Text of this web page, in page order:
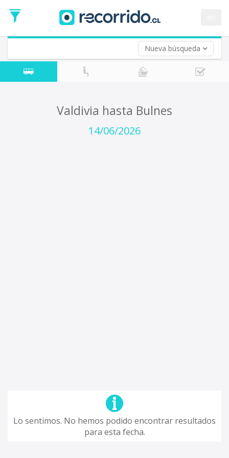
Nueva búsqueda
de
Ida
Vuelta (opcional)
Fecha
de
Valdivia hasta Bulnes
14/06/2026
Lo sentimos. No hemos podido encontrar resultados
para esta fecha.